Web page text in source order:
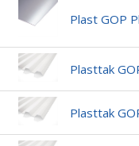
Plast GOP
Plasttak
Plasttak